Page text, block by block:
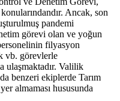
Ancak, son
pandemi
görevi olan ve yoğun
filyasyon
vb. görevlerle
ulaşmaktadır. Valilik
benzeri ekiplerde Tarım
almaması hususunda